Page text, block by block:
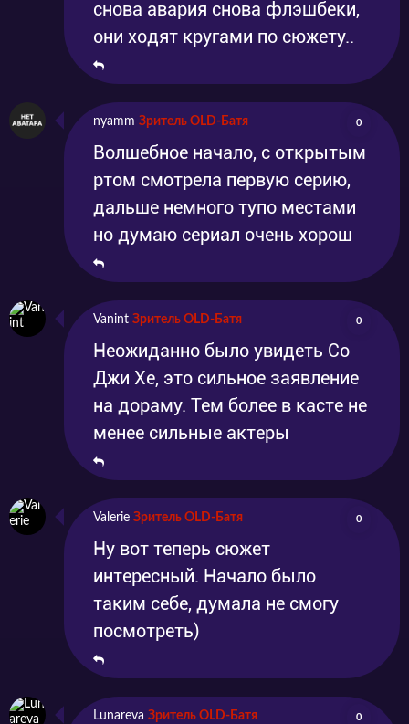
снова авария снова флэшбеки,
они ходят кругами по сюжету..
nyamm Зритель OLD-Батя 0
Волшебное начало, с открытым
ртом смотрела первую серию,
дальше немного тупо местами
но думаю сериал очень хорош
Vanint Зритель OLD-Батя 0
Неожиданно было увидеть Со
Джи Хе, это сильное заявление
на дораму. Тем более в касте не
менее сильные актеры
Valerie Зритель OLD-Батя 0
Ну вот теперь сюжет
интересный. Начало было
таким себе, думала не смогу
посмотреть)
Lunareva Зритель OLD-Батя 0